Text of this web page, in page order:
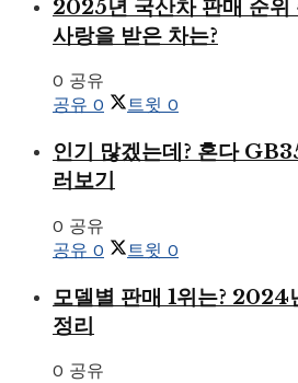
2025년 국산차 판매 순위
사랑을 받은 차는?
0 공유
공유 0 트윗 0
인기 많겠는데? 혼다
러보기
0 공유
공유 0 트윗 0
모델별 판매 1위는? 2024
정리
0 공유